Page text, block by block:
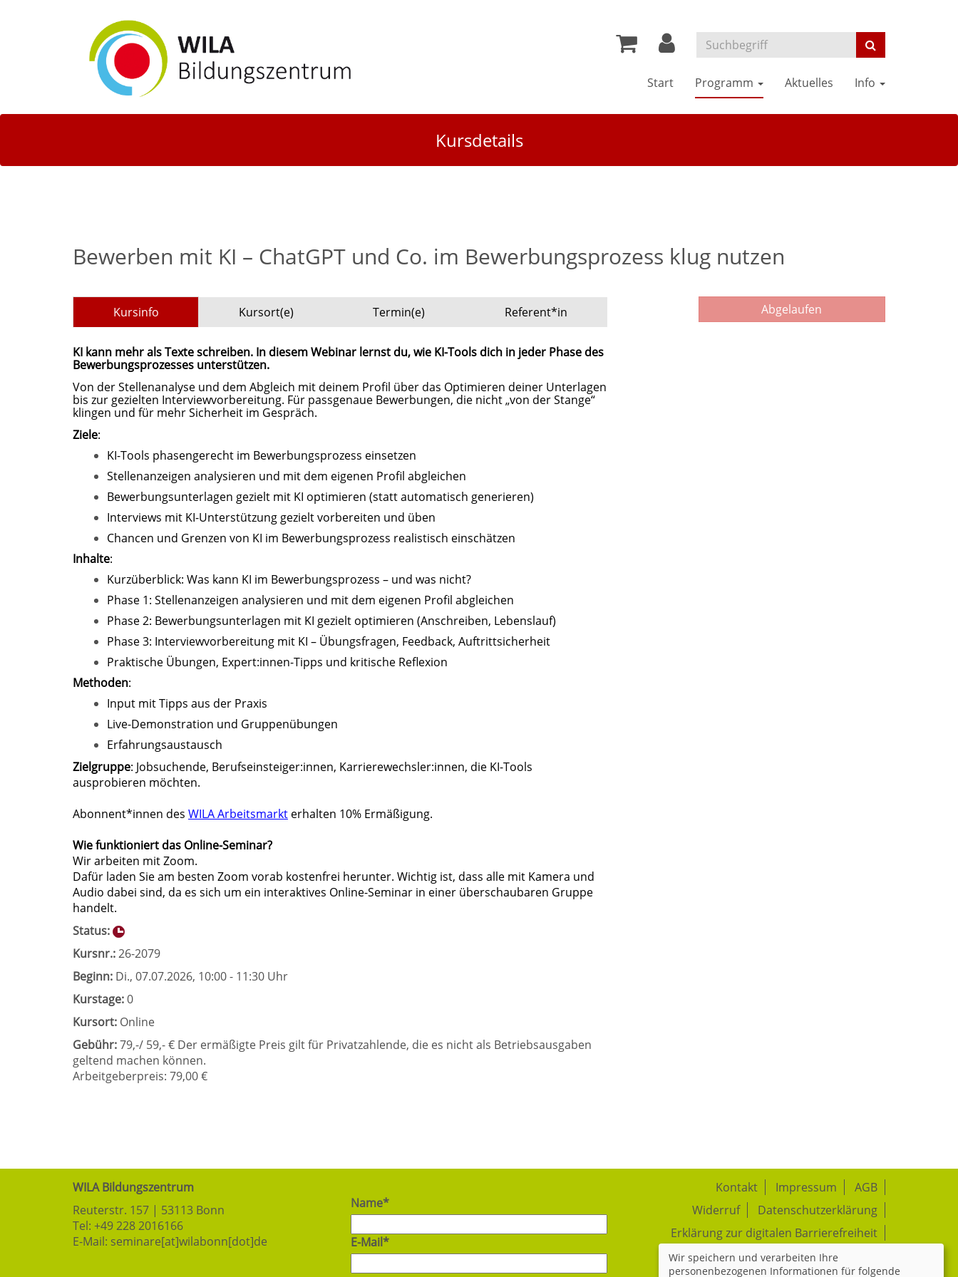
Start Programm Aktuelles Info
Kursdetails
Bewerben mit KI – ChatGPT und Co. im Bewerbungsprozess klug nutzen
Kursinfo Kursort(e) Termin(e) Referent*in
KI kann mehr als Texte schreiben. In diesem Webinar lernst du, wie KI-Tools dich in jeder Phase des
Bewerbungsprozesses unterstützen.
Von der Stellenanalyse und dem Abgleich mit deinem Profil über das Optimieren deiner Unterlagen
bis zur gezielten Interviewvorbereitung. Für passgenaue Bewerbungen, die nicht „von der Stange“
klingen und für mehr Sicherheit im Gespräch.
Ziele:
KI-Tools phasengerecht im Bewerbungsprozess einsetzen
Stellenanzeigen analysieren und mit dem eigenen Profil abgleichen
Bewerbungsunterlagen gezielt mit KI optimieren (statt automatisch generieren)
Interviews mit KI-Unterstützung gezielt vorbereiten und üben
Chancen und Grenzen von KI im Bewerbungsprozess realistisch einschätzen
Inhalte:
Kurzüberblick: Was kann KI im Bewerbungsprozess – und was nicht?
Phase 1: Stellenanzeigen analysieren und mit dem eigenen Profil abgleichen
Phase 2: Bewerbungsunterlagen mit KI gezielt optimieren (Anschreiben, Lebenslauf)
Phase 3: Interviewvorbereitung mit KI – Übungsfragen, Feedback, Auftrittsicherheit
Praktische Übungen, Expert:innen-Tipps und kritische Reflexion
Methoden:
Input mit Tipps aus der Praxis
Live-Demonstration und Gruppenübungen
Erfahrungsaustausch
Zielgruppe: Jobsuchende, Berufseinsteiger:innen, Karrierewechsler:innen, die KI-Tools
ausprobieren möchten.
Abonnent*innen des WILA Arbeitsmarkt erhalten 10% Ermäßigung.
Wie funktioniert das Online-Seminar?
Wir arbeiten mit Zoom.
Dafür laden Sie am besten Zoom vorab kostenfrei herunter. Wichtig ist, dass alle mit Kamera und
Audio dabei sind, da es sich um ein interaktives Online-Seminar in einer überschaubaren Gruppe
handelt.
Status:
Kursnr.:26-2079
Beginn: Di., 07.07.2026, 10:00 - 11:30 Uhr
Kurstage:0
Kursort: Online
Gebühr:79,-/ 59,- € Der ermäßigte Preis gilt für Privatzahlende, die es nicht als Betriebsausgaben
geltend machen können.
Arbeitgeberpreis: 79,00 €
Abgelaufen
WILA Bildungszentrum
Reuterstr. 157 | 53113 Bonn
Tel: +49 228 2016166
E-Mail: seminare[at]wilabonn[dot]de
Name*
E-Mail*
Kontakt Impressum
AGB
Widerruf
Datenschutzerklärung
Erklärung zur digitalen Barrierefreiheit
Cookie Einstellungen
Wir speichern und verarbeiten Ihre
personenbezogenen Informationen für folgende